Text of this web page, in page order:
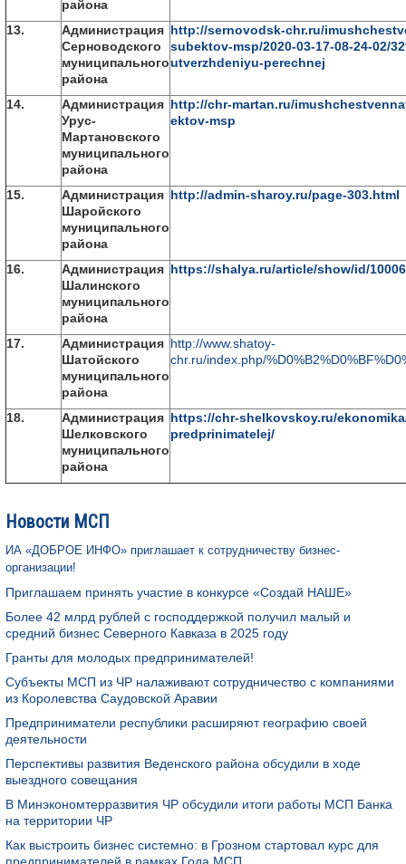
района
13. Администрация
Серноводского
муниципального
района
http://sernovodsk-chr.ru/
subektov-msp/2020-03-17-08-24-02/
utverzhdeniyu-perechnej
14. Администрация
Урус-
Мартановского
муниципального
района
http://chr-martan.ru/
ektov-msp
15. Администрация
Шаройского
муниципального
района
http://admin-sharoy.ru/page-303.html
16. Администрация
Шалинского
муниципального
района
https://shalya.ru/article/show/id/10006
17. Администрация
Шатойского
муниципального
района
http://www.shatoy-
chr.ru/index.php/
18. Администрация
Шелковского
муниципального
района
https://chr-shelkovskoy.ru/
predprinimatelej/
Новости МСП
ИА «ДОБРОЕ ИНФО» приглашает к сотрудничеству бизнес-
организации!
Приглашаем принять участие в конкурсе «Создай НАШЕ»
Более 42 млрд рублей с господдержкой получил малый и
средний бизнес Северного Кавказа в 2025 году
Гранты для молодых предпринимателей!
Субъекты МСП из ЧР налаживают сотрудничество с компаниями
из Королевства Саудовской Аравии
Предприниматели республики расширяют географию своей
деятельности
Перспективы развития Веденского района обсудили в ходе
выездного совещания
В Минэкономтерразвития ЧР обсудили итоги работы МСП Банка
на территории ЧР
Как выстроить бизнес системно: в Грозном стартовал курс для